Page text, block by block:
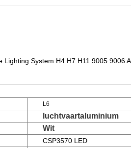
Lighting System H4 H7 H11 9005 9006
L6
luchtvaartaluminium
Wit
CSP3570 LED